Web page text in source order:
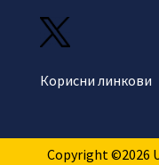
Корисни линкови
Copyright ©2026